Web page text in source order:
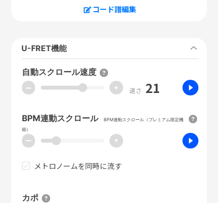
コード譜編集
U-FRET機能
自動スクロール速度
ー + 速さ 21
BPM連動スクロール
BPM連動スクロール（プレミアム限定機
能）
ー +
メトロノームを同時に流す
カポ